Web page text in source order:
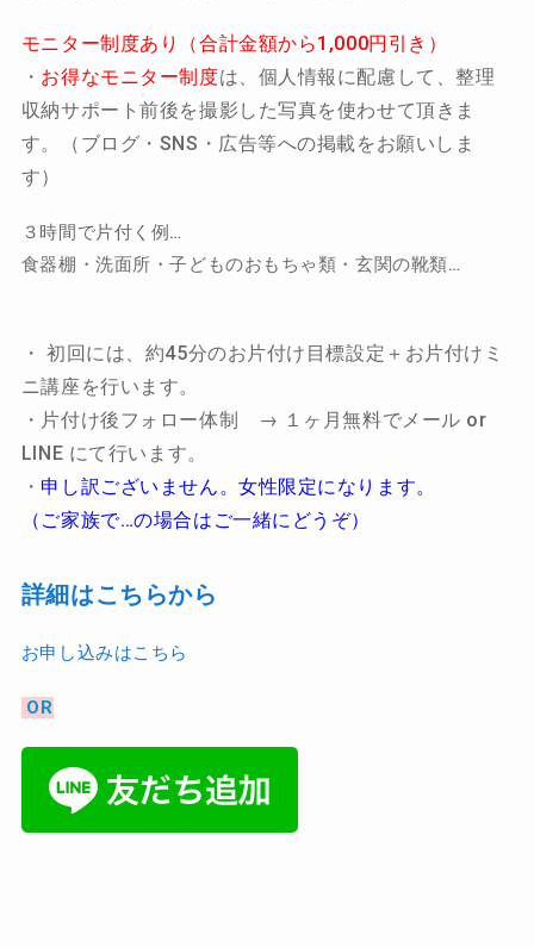
モニター制度あり（合計金額から1,000円引き）
・ お得なモニター制度は、個人情報に配慮して、整理
収納サポート前後を撮影した写真を使わせて頂きま
す。（ブログ・SNS・広告等への掲載をお願いしま
す）
３時間で片付く例…
食器棚・洗面所・子どものおもちゃ類・玄関の靴類…
・ 初回には、約45分のお片付け目標設定＋お片付けミ
ニ講座を行います。
・片付け後フォロー体制 → １ヶ月無料でメール or
LINE にて行います。
・ 申し訳ございません。女性限定になります。
（ご家族で…の場合はご一緒にどうぞ）
詳細はこちらから
お申し込みはこちら
OR